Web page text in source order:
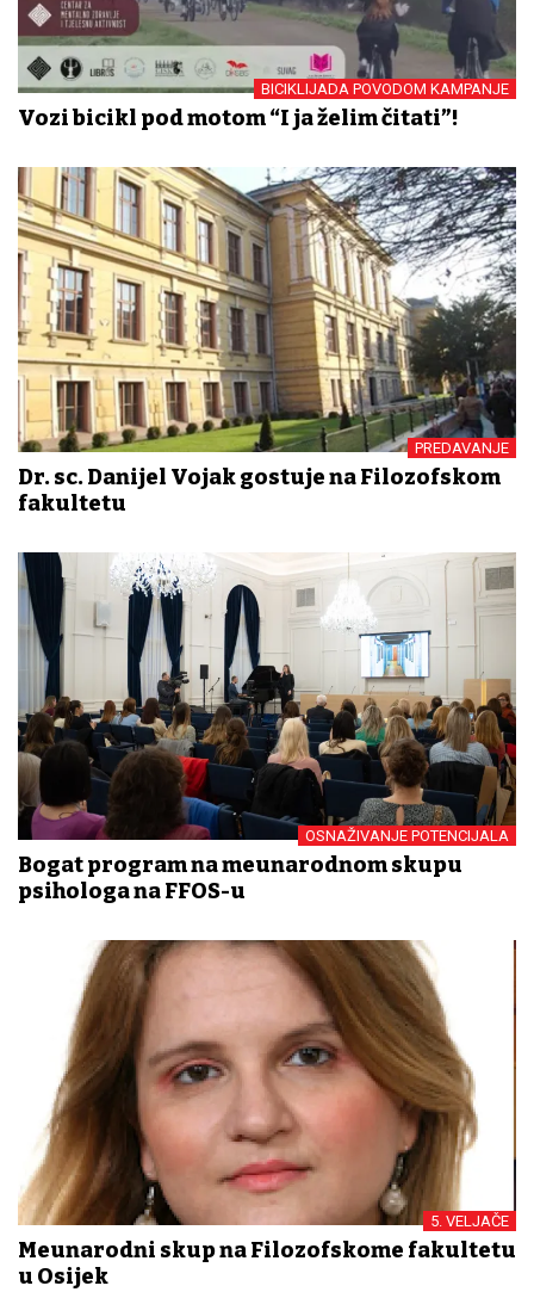
BICIKLIJADA POVODOM KAMPANJE
Vozi bicikl pod motom “I ja želim čitati”!
PREDAVANJE
Dr. sc. Danijel Vojak gostuje na Filozofskom
fakultetu
OSNAŽIVANJE POTENCIJALA
Bogat program na međunarodnom skupu
psihologa na FFOS-u
5. VELJAČE
Međunarodni skup na Filozofskome fakultetu
u Osijek